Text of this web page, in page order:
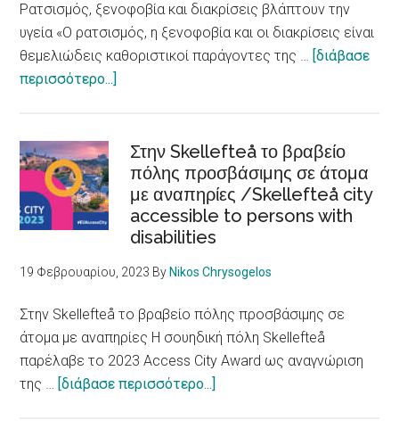
Ρατσισμός, ξενοφοβία και διακρίσεις βλάπτουν την
υγεία «Ο ρατσισμός, η ξενοφοβία και οι διακρίσεις είναι
θεμελιώδεις καθοριστικοί παράγοντες της … [διάβασε
περισσότερο...]
και
διακρίσεις
βλάπτουν
την
υγεία
/
xenophobia
and
discrimination
are
Στην Skellefteå το βραβείο
πόλης προσβάσιμης σε άτομα
με αναπηρίες /Skellefteå city
accessible to persons with
disabilities
19 Φεβρουαρίου, 2023 By Nikos Chrysogelos
Στην Skellefteå το βραβείο πόλης προσβάσιμης σε
άτομα με αναπηρίες Η σουηδική πόλη Skellefteå
παρέλαβε το 2023 Access City Award ως αναγνώριση
της … [διάβασε περισσότερο...]